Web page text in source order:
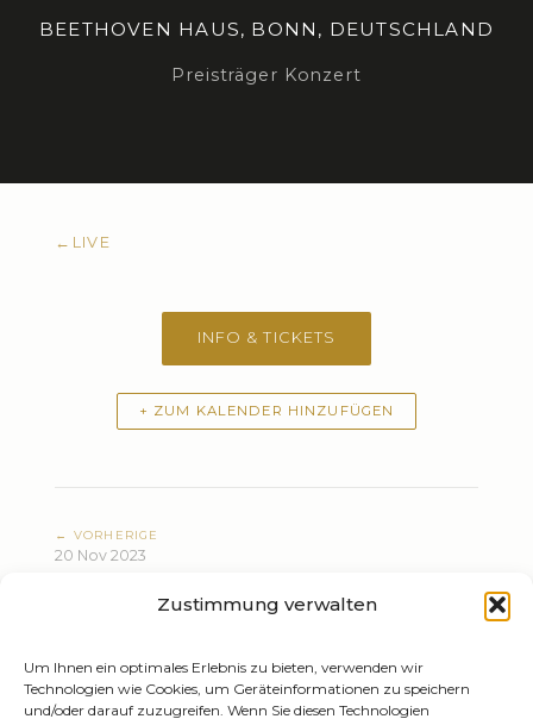
Zustimmung verwalten
Um Ihnen ein optimales Erlebnis zu bieten, verwenden wir
Technologien wie Cookies, um Geräteinformationen zu speichern
und/oder darauf zuzugreifen. Wenn Sie diesen Technologien
BEETHOVEN HAUS, BONN, DEUTSCHLAND
Preisträger Konzert
← LIVE
INFO & TICKETS
+ ZUM KALENDER HINZUFÜGEN
← VORHERIGE
20 Nov 2023